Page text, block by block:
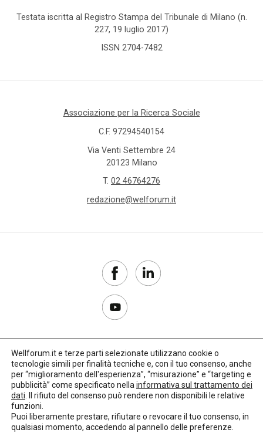
Testata iscritta al Registro Stampa del Tribunale di Milano (n.
227, 19 luglio 2017)
ISSN 2704-7482
Associazione per la Ricerca Sociale
C.F. 97294540154
Via Venti Settembre 24
20123 Milano
T. 02 46764276
redazione@welforum.it
Copyright 2017–2026
Privacy Policy
Credits: LO Studio
Wellforum.it e terze parti selezionate utilizzano cookie o
tecnologie simili per finalità tecniche e, con il tuo consenso, anche
per “miglioramento dell'esperienza”, “misurazione” e “targeting e
pubblicità” come specificato nella informativa sul trattamento dei
dati . Il rifiuto del consenso può rendere non disponibili le relative
funzioni.
Puoi liberamente prestare, rifiutare o revocare il tuo consenso, in
qualsiasi momento, accedendo al pannello delle preferenze.